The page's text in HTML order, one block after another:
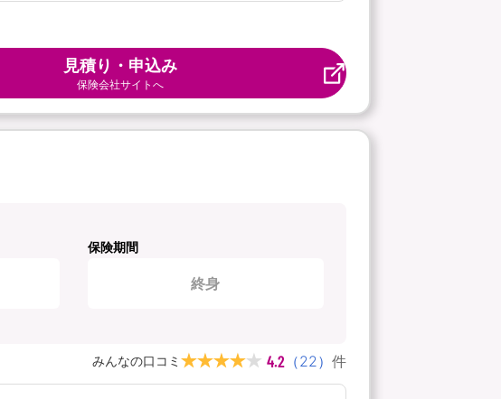
見積り・申込み
保険会社サイトへ
保険期間
終身
みんなの口コミ 4.2 （22） 件